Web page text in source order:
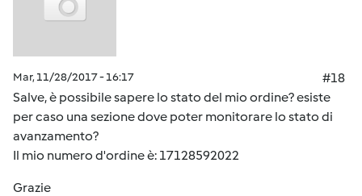
Mar, 11/28/2017 - 16:17
#18
Salve, è possibile sapere lo stato del mio ordine? esiste
per caso una sezione dove poter monitorare lo stato di
avanzamento?
Il mio numero d'ordine è: 17128592022
Grazie